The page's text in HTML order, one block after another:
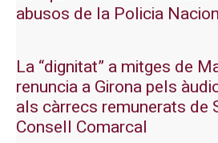
abusos de la Policia
La “dignitat” a mitges de
renuncia a Girona pels
als càrrecs remunerats de
Consell Comarcal